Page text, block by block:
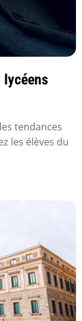
lycéens
tendances
les élèves du